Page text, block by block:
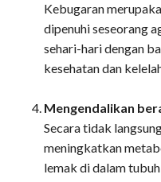
Kebugaran
dipenuhi seseorang
sehari-hari dengan
kesehatan dan
Mengendalikan
Secara tidak
meningkatkan
lemak di dalam